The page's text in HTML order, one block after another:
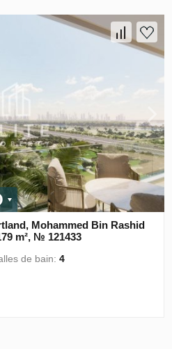
Mohammed Bin Rashid
m², № 121433
de bain:4